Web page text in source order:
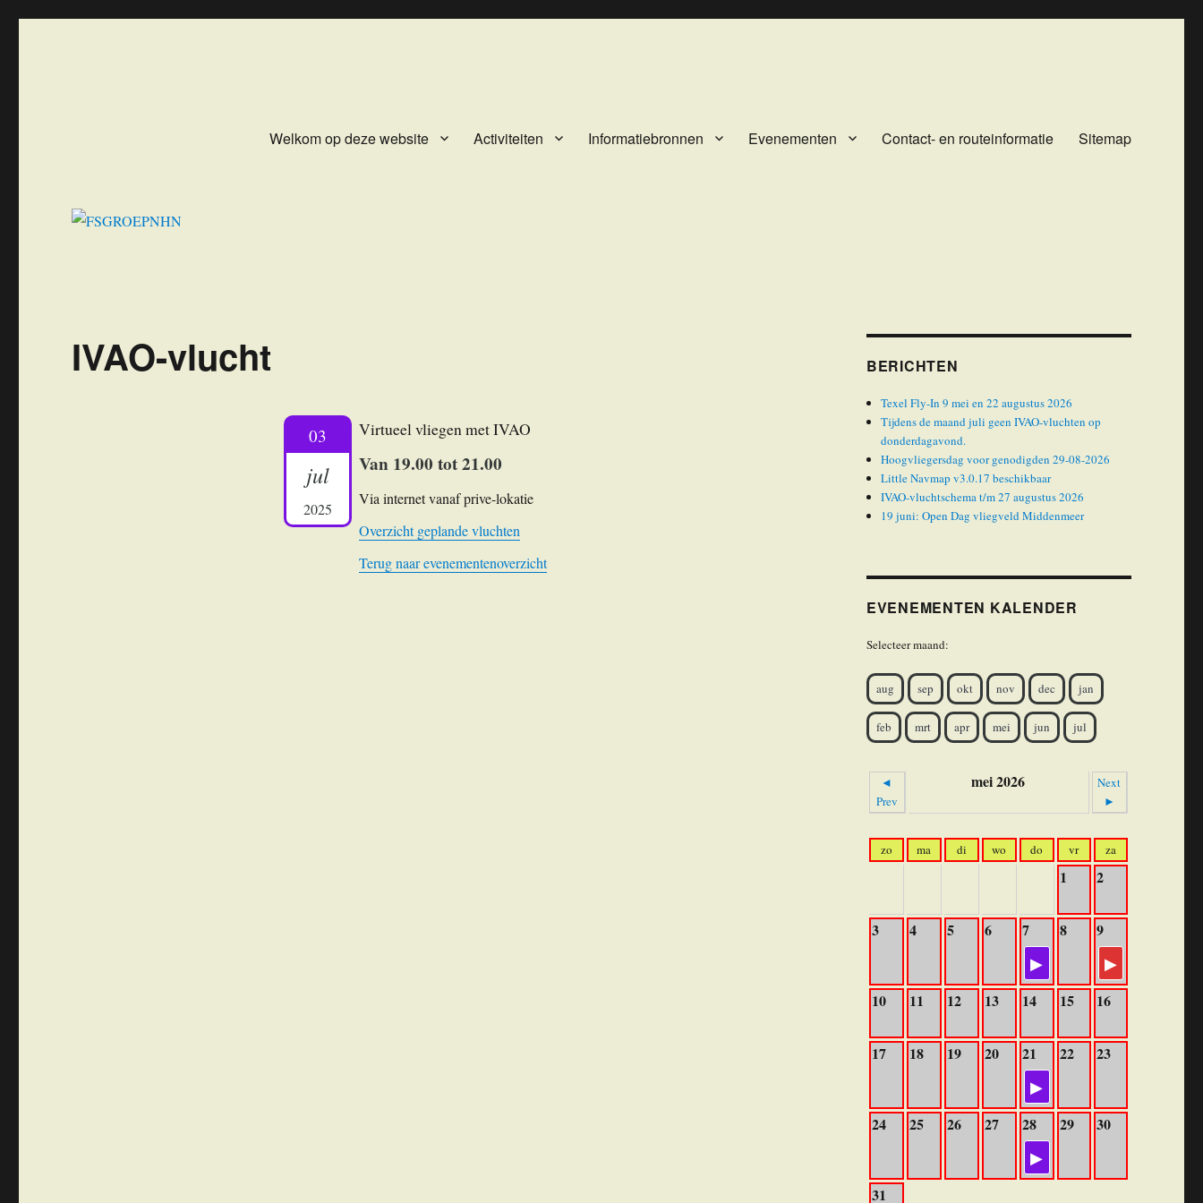
Welkom op deze website Activiteiten Informatiebronnen Evenementen Contact- en routeinformatie Sitemap
IVAO-vlucht
03
jul
2025
Virtueel vliegen met IVAO
Van 19.00 tot 21.00
Via internet vanaf prive-lokatie
Overzicht geplande vluchten
Terug naar evenementenoverzicht
BERICHTEN
Texel Fly-In 9 mei en 22 augustus 2026
Tijdens de maand juli geen IVAO-vluchten op
donderdagavond.
Hoogvliegersdag voor genodigden 29-08-2026
Little Navmap v3.0.17 beschikbaar
IVAO-vluchtschema t/m 27 augustus 2026
19 juni: Open Dag vliegveld Middenmeer
EVENEMENTEN KALENDER
Selecteer maand:
aug sep okt nov dec jan
feb mrt apr mei jun jul
◄
Prev
mei 2026
Next
►
zo ma di wo do vr za
1 2
3 4 5 6 7 8 9
10 11 12 13 14 15 16
17 18 19 20 21 22 23
24 25 26 27 28 29 30
31